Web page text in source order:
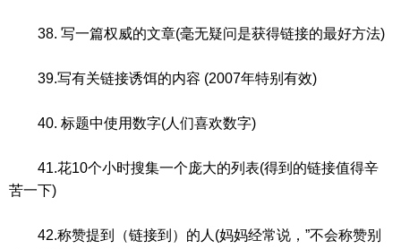
38. 写一篇权威的文章(毫无疑问是获得链接的最好方法)
39.写有关链接诱饵的内容 (2007年特别有效)
40. 标题中使用数字(人们喜欢数字)
41.花10个小时搜集一个庞大的列表(得到的链接值得辛
苦一下)
42.称赞提到（链接到）的人(妈妈经常说，”不会称赞别